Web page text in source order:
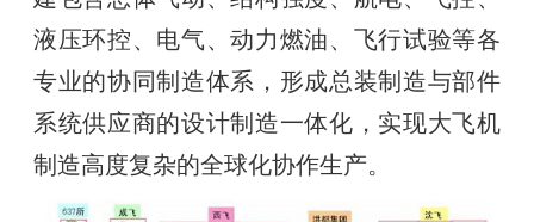
液压环控、电气、动力燃油、飞行试验等各
专业的协同制造体系，形成总装制造与部件
系统供应商的设计制造一体化，实现大飞机
制造高度复杂的全球化协作生产。